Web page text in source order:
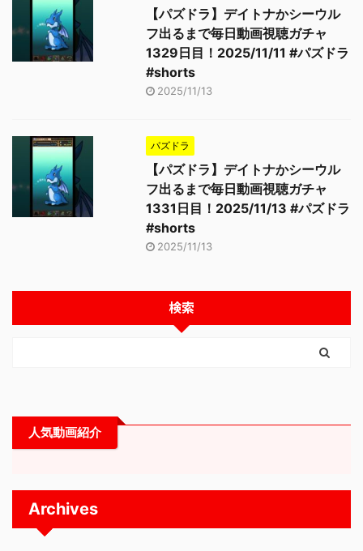
【パズドラ】デイトナかシーウル
フ出るまで毎日動画視聴ガチャ
1329日目！2025/11/11 #パズドラ
#shorts
2025/11/13
パズドラ
【パズドラ】デイトナかシーウル
フ出るまで毎日動画視聴ガチャ
1331日目！2025/11/13 #パズドラ
#shorts
2025/11/13
検索
人気動画紹介
Archives